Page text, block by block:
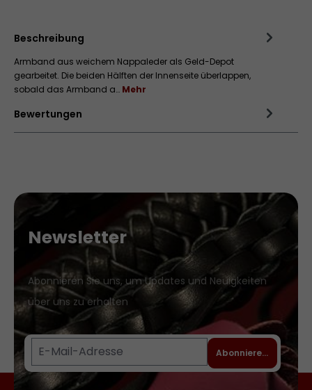
Beschreibung
Armband aus weichem Nappaleder als Geld-Depot
gearbeitet. Die beiden Hälften der Innenseite überlappen,
sobald das Armband a… Mehr
Bewertungen
Newsletter
Abonnieren Sie uns, um Updates und Neuigkeiten
über uns zu erhalten
Abonnieren